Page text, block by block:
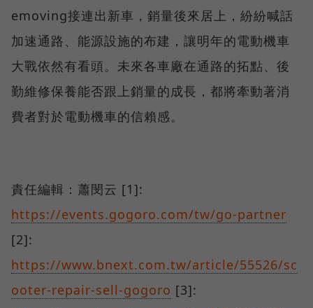
emoving接連出新車，銷量後來居上，紛紛喊話
加速通路、能源設施的布建，讓明年的電動機車
大戰依然有看頭。未來各車廠在通路的拓點、後
勤維修保養能否跟上銷量的成長，都將牽動著消
費者對於電動機車的信賴感。
責任編輯：蕭閔云 [1]:
https://events.gogoro.com/tw/go-partner
[2]:
https://www.bnext.com.tw/article/55526/sc
ooter-repair-sell-gogoro [3]: